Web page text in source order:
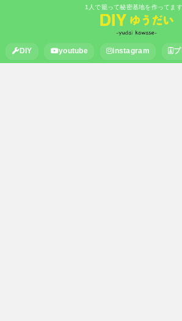
1人で籠って秘密基地を作ってます
DIY youtube instagram